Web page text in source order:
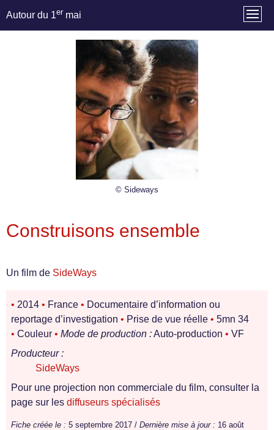
Autour du 1er mai
© Sideways
Construisons ensemble
Un film de SideWays
• 2014 • France • Documentaire d’information ou
reportage d’investigation • Prise de vue réelle • 5mn 34
• Couleur • Mode de production :Auto-production • VF
Producteur :
SideWays
Pour une projection non commerciale du film, consulter la
page sur les diffuseurs spécialisés
Fiche créée le : 5 septembre 2017 / Dernière mise à jour : 16 août